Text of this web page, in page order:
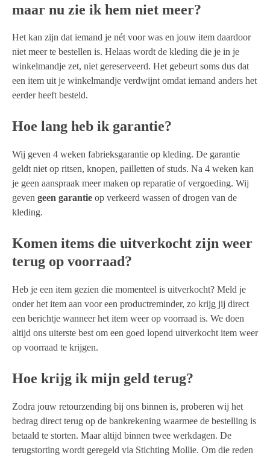
maar nu zie ik hem niet meer?
Het kan zijn dat iemand je nét voor was en jouw item daardoor
niet meer te bestellen is. Helaas wordt de kleding die je in je
winkelmandje zet, niet gereserveerd. Het gebeurt soms dus dat
een item uit je winkelmandje verdwijnt omdat iemand anders het
eerder heeft besteld.
Hoe lang heb ik garantie?
Wij geven 4 weken fabrieksgarantie op kleding. De garantie
geldt niet op ritsen, knopen, pailletten of studs. Na 4 weken kan
je geen aanspraak meer maken op reparatie of vergoeding. Wij
geven geen garantie op verkeerd wassen of drogen van de
kleding.
Komen items die uitverkocht zijn weer
terug op voorraad?
Heb je een item gezien die momenteel is uitverkocht? Meld je
onder het item aan voor een productreminder, zo krijg jij direct
een berichtje wanneer het item weer op voorraad is. We doen
altijd ons uiterste best om een goed lopend uitverkocht item weer
op voorraad te krijgen.
Hoe krijg ik mijn geld terug?
Zodra jouw retourzending bij ons binnen is, proberen wij het
bedrag direct terug op de bankrekening waarmee de bestelling is
betaald te storten. Maar altijd binnen twee werkdagen. De
terugstorting wordt geregeld via Stichting Mollie. Om die reden